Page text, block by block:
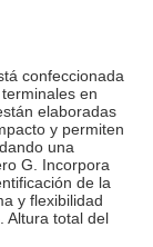
confeccionada
en
elaboradas
y permiten
una
G. Incorpora
de la
y flexibilidad
Altura total del